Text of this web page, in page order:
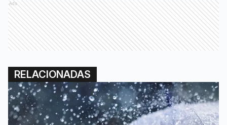
Ads
RELACIONADAS